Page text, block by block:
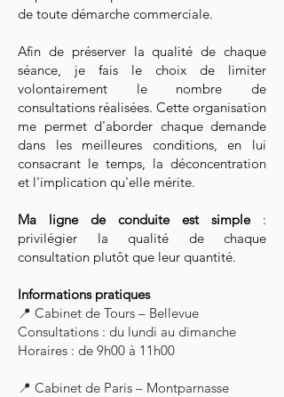
de toute démarche commerciale.
Afin de préserver la qualité de chaque
séance, je fais le choix de limiter
volontairement le nombre de
consultations réalisées. Cette organisation
me permet d'aborder chaque demande
dans les meilleures conditions, en lui
consacrant le temps, la déconcentration
et l'implication qu'elle mérite.
Ma ligne de conduite est simple:
privilégier la qualité de chaque
consultation plutôt que leur quantité.
Informations pratiques
📍 Cabinet de Tours – Bellevue
Consultations : du lundi au dimanche
Horaires : de 9h00 à 11h00
📍 Cabinet de Paris – Montparnasse